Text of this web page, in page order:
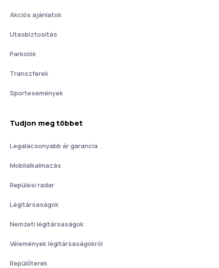
Akciós ajánlatok
Utasbiztositás
Parkolók
Transzferek
Sportesemények
Tudjon meg többet
Legalacsonyabb ár garancia
Mobilalkalmazás
Repülési radar
Légitársaságok
Nemzeti légitársaságok
Vélemények légitársaságokról
Repülőterek